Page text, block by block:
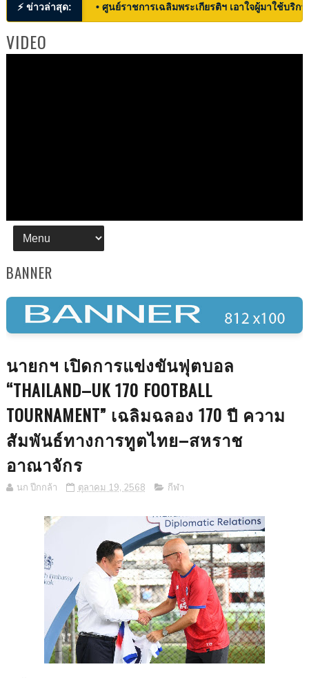
⚡ ข่าวล่าสุด: • ศูนย์ราชการเฉลิมพระเกียรติฯ เอาใจผู้มาใช้บริก
VIDEO
BANNER
นายกฯ เปิดการแข่งขันฟุตบอล
“THAILAND–UK 170 FOOTBALL
TOURNAMENT” เฉลิมฉลอง 170 ปี ความ
สัมพันธ์ทางการทูตไทย–สหราช
อาณาจักร
นก ปีกกล้า ตุลาคม 19, 2568 กีฬา